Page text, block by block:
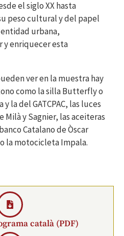
el siglo XX hasta
peso cultural y del papel
urbana,
y enriquecer esta
ver en la muestra hay
como la silla Butterfly o
la del GATCPAC, las luces
Milà y Sagnier, las aceiteras
Catalano de Òscar
la motocicleta Impala.
català (PDF)